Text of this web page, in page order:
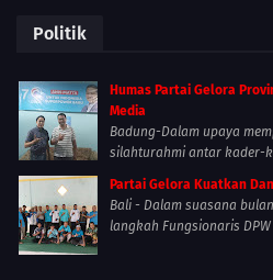
Politik
Humas Partai Gelora
Media
Badung-Dalam upaya
silahturahmi antar kader-
Partai Gelora Kuatkan
Bali - Dalam suasana
langkah Fungsionaris